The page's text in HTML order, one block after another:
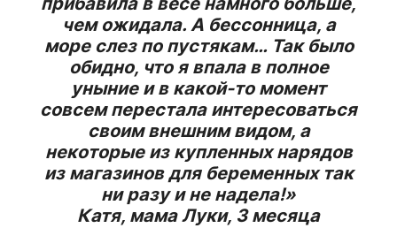
чем ожидала. А бессонница, а
море слез по пустякам… Так было
обидно, что я впала в полное
уныние и в какой-то момент
совсем перестала интересоваться
своим внешним видом, а
некоторые из купленных нарядов
из магазинов для беременных так
ни разу и не надела!»
Катя, мама Луки, 3 месяца